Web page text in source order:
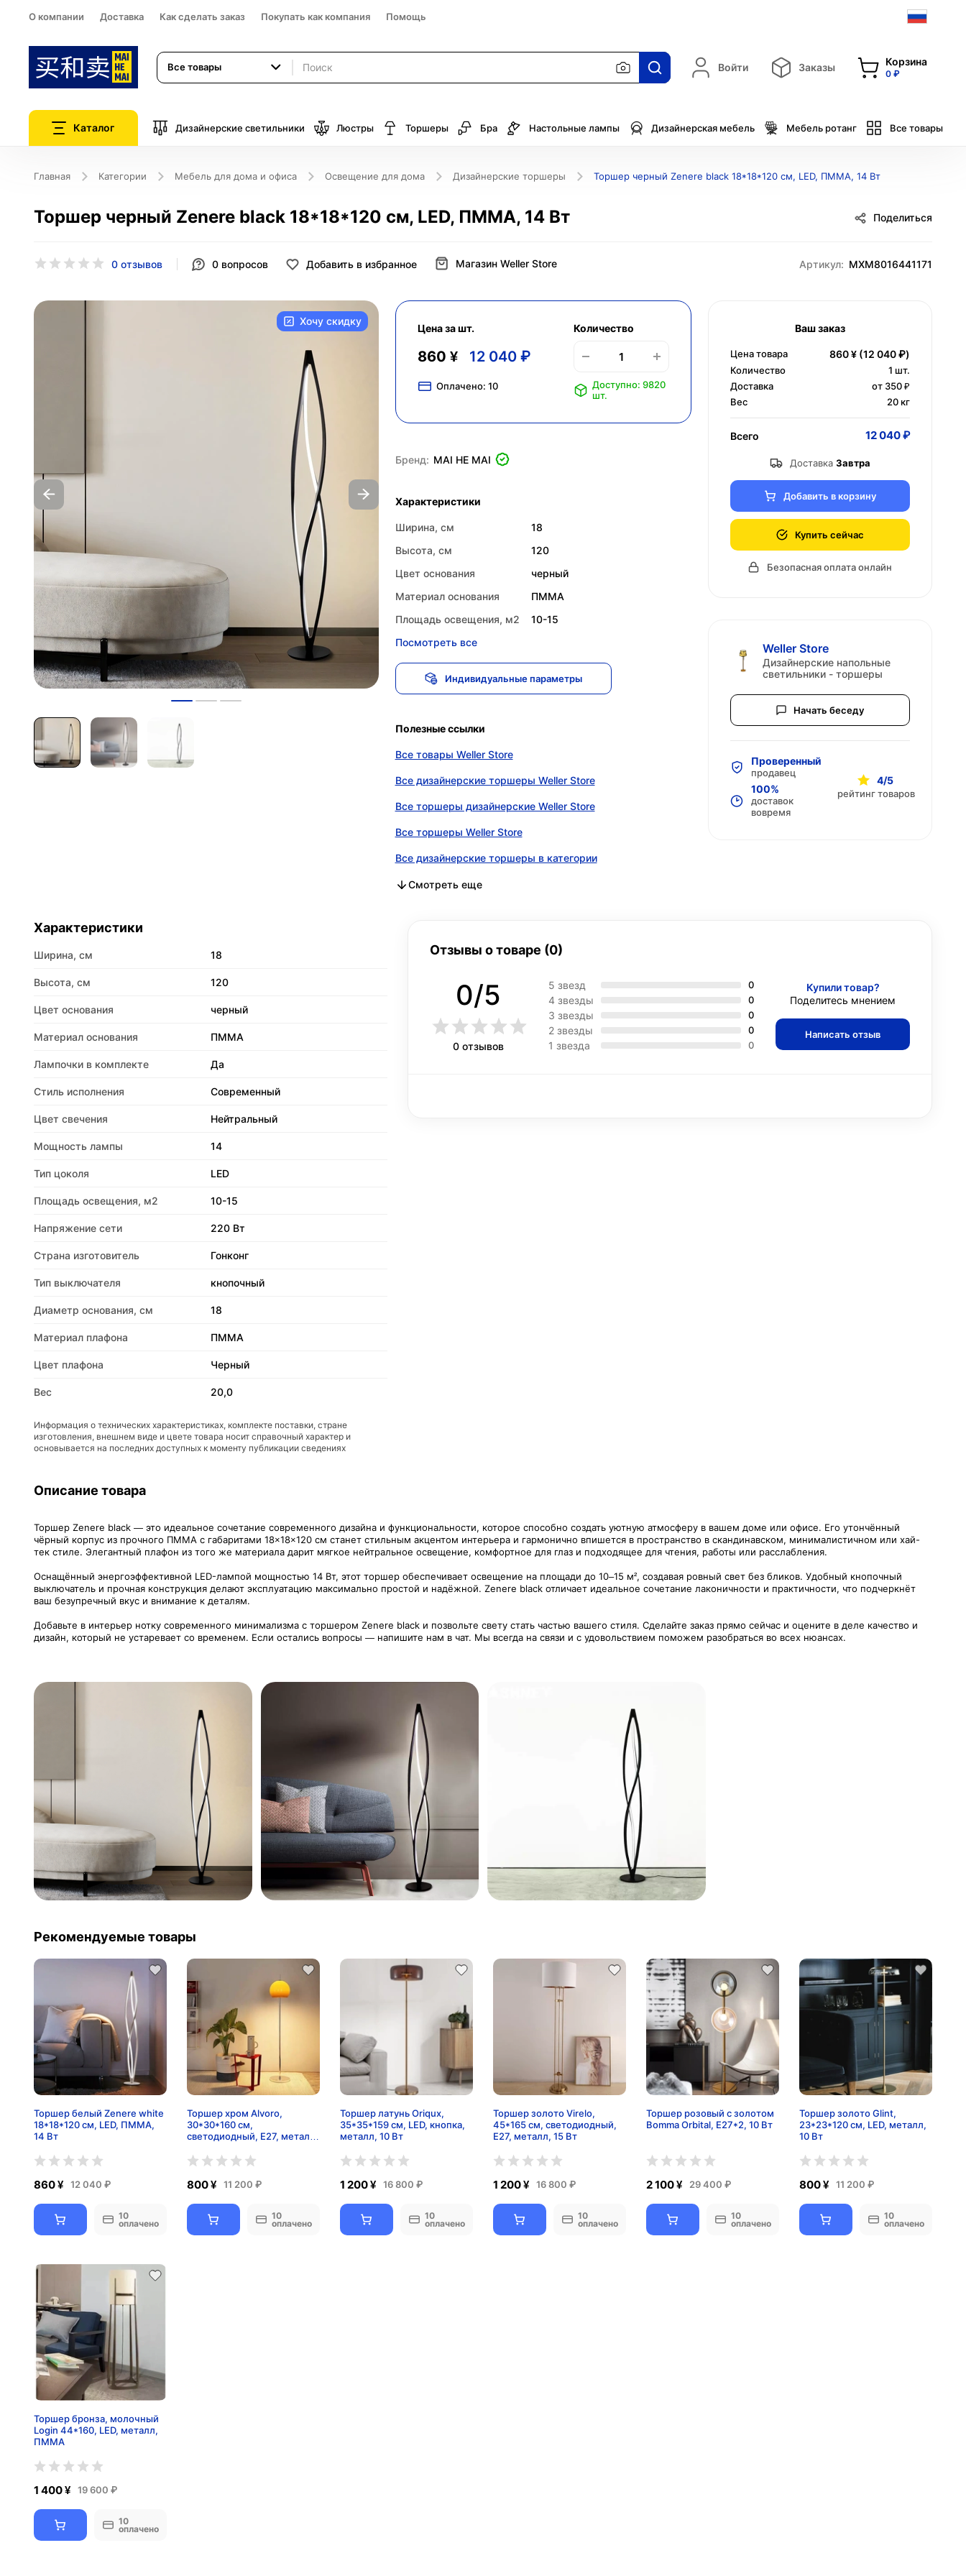
О компании Доставка Как сделать заказ Покупать как компания Помощь
Все товары Войти Заказы Корзина
0 ₽
Каталог Дизайнерские светильники Люстры Торшеры Бра Настольные лампы Дизайнерская мебель Мебель ротанг Все товары
Главная Категории Мебель для дома и офиса Освещение для дома Дизайнерские торшеры Торшер черный Zenere black 18*18*120 см, LED, ПММА, 14 Вт
Торшер черный Zenere black 18*18*120 см, LED, ПММА, 14 Вт
0 отзывов 0 вопросов Добавить в избранное
Поделиться
Магазин Weller Store Артикул: MXM8016441171
Хочу скидку
Цена за шт.
860 ¥ 12 040 ₽
Оплачено: 10
Количество
Доступно: 9820
шт.
Бренд: MAI HE MAI
Характеристики
Ширина, см
18
Высота, см
120
Цвет основания
черный
Материал основания
ПММА
Площадь освещения, м2
10-15
Посмотреть все
Индивидуальные параметры
Полезные ссылки
Все товары Weller Store
Все дизайнерские торшеры Weller Store
Все торшеры дизайнерские Weller Store
Все торшеры Weller Store
Все дизайнерские торшеры в категории
Все торшеры дизайнерские в категории
Все торшеры в категории
Смотреть еще
Ваш заказ
Цена товара 860 ¥ (12 040 ₽)
Количество 1 шт.
Доставка
от 350 ₽
Вес
20 кг
Всего 12 040 ₽
Доставка Завтра
Добавить в корзину
Купить сейчас
Безопасная оплата онлайн
Weller Store
Дизайнерские напольные
светильники - торшеры
Начать беседу
Проверенный
продавец
100%
доставок
вовремя
4/5
рейтинг товаров
Характеристики
Ширина, см 18
Высота, см 120
Цвет основания черный
Материал основания ПММА
Лампочки в комплекте Да
Стиль исполнения Современный
Цвет свечения Нейтральный
Мощность лампы 14
Тип цоколя LED
Площадь освещения, м2 10-15
Напряжение сети 220 Вт
Страна изготовитель Гонконг
Тип выключателя кнопочный
Диаметр основания, см 18
Материал плафона ПММА
Цвет плафона Черный
Вес 20,0
Информация о технических характеристиках, комплекте поставки, стране
изготовления, внешнем виде и цвете товара носит справочный характер и
основывается на последних доступных к моменту публикации сведениях
Отзывы о товаре (0)
0/5
0 отзывов
5 звезд 0
4 звезды 0
3 звезды 0
2 звезды 0
1 звезда 0
Купили товар?
Поделитесь мнением
Написать отзыв
Описание товара
Торшер Zenere black — это идеальное сочетание современного дизайна и функциональности, которое способно создать уютную атмосферу в вашем доме или офисе. Его утончённый
чёрный корпус из прочного ПММА с габаритами 18×18×120 см станет стильным акцентом интерьера и гармонично впишется в пространство в скандинавском, минималистичном или хай-
тек стиле. Элегантный плафон из того же материала дарит мягкое нейтральное освещение, комфортное для глаз и подходящее для чтения, работы или расслабления.
Оснащённый энергоэффективной LED-лампой мощностью 14 Вт, этот торшер обеспечивает освещение на площади до 10–15 м², создавая ровный свет без бликов. Удобный кнопочный
выключатель и прочная конструкция делают эксплуатацию максимально простой и надёжной. Zenere black отличает идеальное сочетание лаконичности и практичности, что подчеркнёт
ваш безупречный вкус и внимание к деталям.
Добавьте в интерьер нотку современного минимализма с торшером Zenere black и позвольте свету стать частью вашего стиля. Сделайте заказ прямо сейчас и оцените в деле качество и
дизайн, который не устаревает со временем. Если остались вопросы — напишите нам в чат. Мы всегда на связи и с удовольствием поможем разобраться во всех нюансах.
Рекомендуемые товары
Торшер белый Zenere white
18*18*120 см, LED, ПММА,
14 Вт
860 ¥ 12 040 ₽
10
оплачено
Торшер хром Alvoro,
30*30*160 см,
светодиодный, Е27, металл,
800 ¥ 11 200 ₽
10
оплачено
Торшер латунь Oriqux,
35*35*159 см, LED, кнопка,
металл, 10 Вт
1 200 ¥ 16 800 ₽
10
оплачено
Торшер золото Virelo,
45*165 см, светодиодный,
Е27, металл, 15 Вт
1 200 ¥ 16 800 ₽
10
оплачено
Торшер розовый с золотом
Bomma Orbital, Е27*2, 10 Вт
2 100 ¥ 29 400 ₽
10
оплачено
Торшер золото Glint,
23*23*120 см, LED, металл,
10 Вт
800 ¥ 11 200 ₽
10
оплачено
Торшер бронза, молочный
Login 44*160, LED, металл,
ПММА
1 400 ¥ 19 600 ₽
10
оплачено